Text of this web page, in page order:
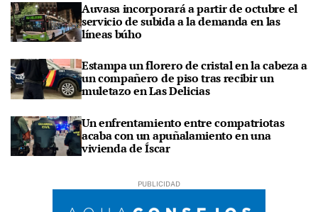
Auvasa incorporará a partir de octubre el
servicio de subida a la demanda en las
líneas búho
Estampa un florero de cristal en la cabeza a
un compañero de piso tras recibir un
muletazo en Las Delicias
Un enfrentamiento entre compatriotas
acaba con un apuñalamiento en una
vivienda de Íscar